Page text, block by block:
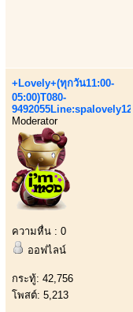
+Lovely+(ทุกวัน11:00-
05:00)T080-
9492055Line:spalovely123
Moderator
ความหื่น : 0
ออฟไลน์
กระทู้: 42,756
โพสต์: 5,213